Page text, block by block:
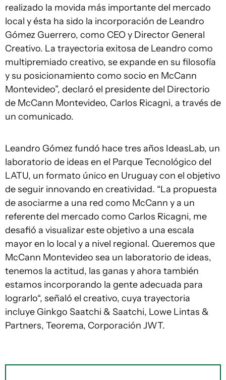
realizado la movida más importante del mercado
local y ésta ha sido la incorporación de Leandro
Gómez Guerrero, como CEO y Director General
Creativo. La trayectoria exitosa de Leandro como
multipremiado creativo, se expande en su filosofía
y su posicionamiento como socio en McCann
Montevideo”, declaró el presidente del Directorio
de McCann Montevideo, Carlos Ricagni, a través de
un comunicado.
Leandro Gómez fundó hace tres años IdeasLab, un
laboratorio de ideas en el Parque Tecnológico del
LATU, un formato único en Uruguay con el objetivo
de seguir innovando en creatividad. “La propuesta
de asociarme a una red como McCann y a un
referente del mercado como Carlos Ricagni, me
desafió a visualizar este objetivo a una escala
mayor en lo local y a nivel regional. Queremos que
McCann Montevideo sea un laboratorio de ideas,
tenemos la actitud, las ganas y ahora también
estamos incorporando la gente adecuada para
lograrlo“, señaló el creativo, cuya trayectoria
incluye Ginkgo Saatchi & Saatchi, Lowe Lintas &
Partners, Teorema, Corporación JWT.